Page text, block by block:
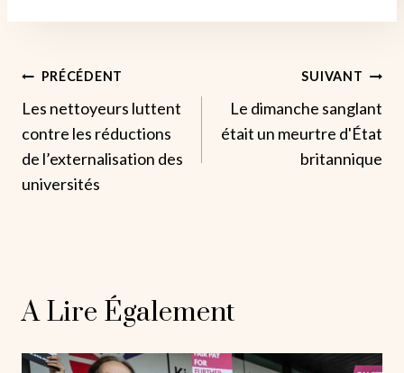
Navigation
De
L’article
PRÉCÉDENT
Les nettoyeurs luttent
contre les réductions
de l’externalisation des
universités
SUIVANT
Le dimanche sanglant
était un meurtre d'État
britannique
A Lire Également